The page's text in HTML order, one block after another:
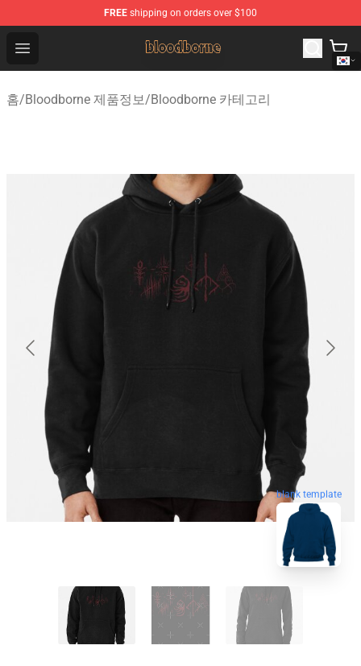
FREE shipping on orders over $100
Open menu
Bloodborne Shop - Official Bloodborne Merchandise
홈/Bloodborne 제품정보/Bloodborne 카테고리
blank template